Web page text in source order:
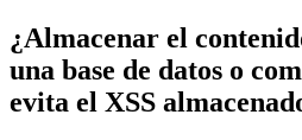
¿Almacenar el
una base de datos o
evita el XSS